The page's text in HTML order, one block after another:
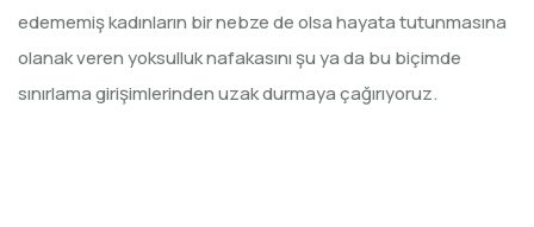
edememiş kadınların bir nebze de olsa hayata tutunmasına
olanak veren yoksulluk nafakasını şu ya da bu biçimde
sınırlama girişimlerinden uzak durmaya çağırıyoruz.